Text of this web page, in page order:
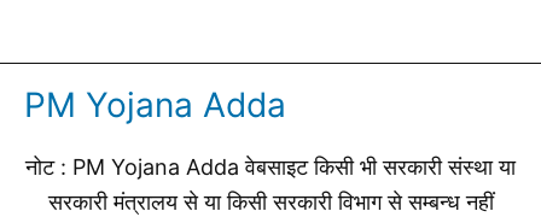
PM Yojana Adda
नोट : PM Yojana Adda वेबसाइट किसी भी सरकारी संस्था या
सरकारी मंत्रालय से या किसी सरकारी विभाग से सम्बन्ध नहीं